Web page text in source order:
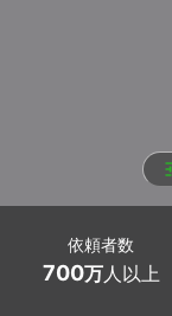
依頼者数
700万人以上